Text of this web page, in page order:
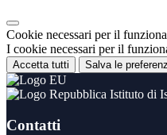
Cookie necessari per il
I cookie necessari per il
Accetta tutti Salva le
Istituto di
Contatti